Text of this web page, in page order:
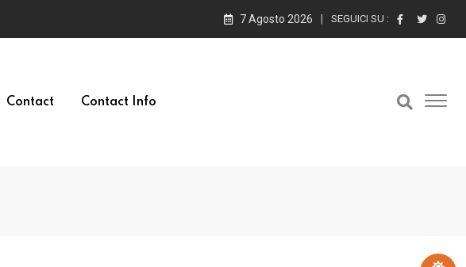
7 Agosto 2026 SEGUICI SU :
Contact Contact Info